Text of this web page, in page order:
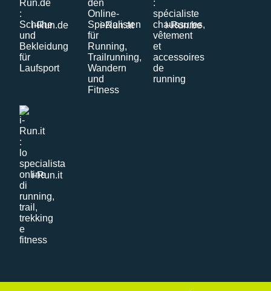
i-Run.de i-Run.at i-Run.be
i-Run.it